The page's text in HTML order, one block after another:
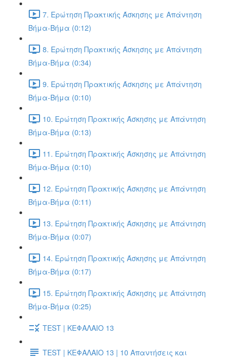
7. Ερώτηση Πρακτικής Άσκησης με Απάντηση
Βήμα-Βήμα (0:12)
8. Ερώτηση Πρακτικής Άσκησης με Απάντηση
Βήμα-Βήμα (0:34)
9. Ερώτηση Πρακτικής Άσκησης με Απάντηση
Βήμα-Βήμα (0:10)
10. Ερώτηση Πρακτικής Άσκησης με Απάντηση
Βήμα-Βήμα (0:13)
11. Ερώτηση Πρακτικής Άσκησης με Απάντηση
Βήμα-Βήμα (0:10)
12. Ερώτηση Πρακτικής Άσκησης με Απάντηση
Βήμα-Βήμα (0:11)
13. Ερώτηση Πρακτικής Άσκησης με Απάντηση
Βήμα-Βήμα (0:07)
14. Ερώτηση Πρακτικής Άσκησης με Απάντηση
Βήμα-Βήμα (0:17)
15. Ερώτηση Πρακτικής Άσκησης με Απάντηση
Βήμα-Βήμα (0:25)
TEST | ΚΕΦΑΛΑΙΟ 13
TEST | ΚΕΦΑΛΑΙΟ 13 | 10 Απαντήσεις και